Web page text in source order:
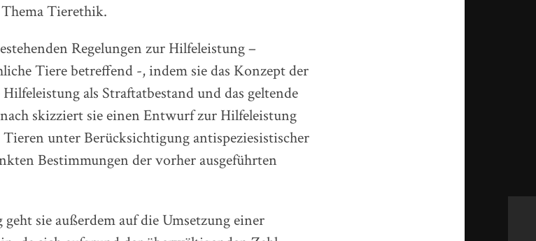
Tierethik.
Regelungen zur Hilfeleistung –
Tiere betreffend -, indem sie das Konzept der
als Straftatbestand und das geltende
skizziert sie einen Entwurf zur Hilfeleistung
unter Berücksichtigung antispeziesistischer
Bestimmungen der vorher ausgeführten
sie außerdem auf die Umsetzung einer